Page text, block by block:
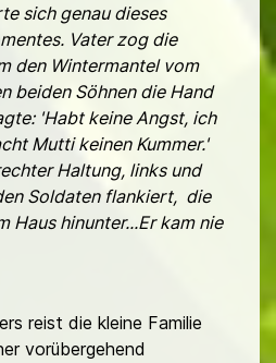
sich genau dieses
Vater zog die
den Wintermantel vom
beiden Söhnen die Hand
'Habt keine Angst, ich
Mutti keinen Kummer.'
Haltung, links und
Soldaten flankiert, die
Haus hinunter...Er kam nie
reist die kleine Familie
vorübergehend